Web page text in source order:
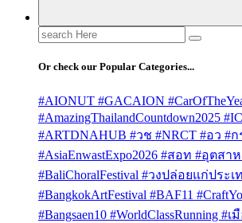
Search
for:
Or check our Popular Categories...
#AIONUT #GACAION
#AmazingThailandCountdown2025
#ARTDNAHUB #วช #NRCT #อว #
#AsiaEnwastExpo2026 #สอท #อุตสา
#BaliChoralFestival #วงปล่อยแก่ประ
#BangkokArtFestival #BAF11
#Bangsaen10 #WorldClassRunning